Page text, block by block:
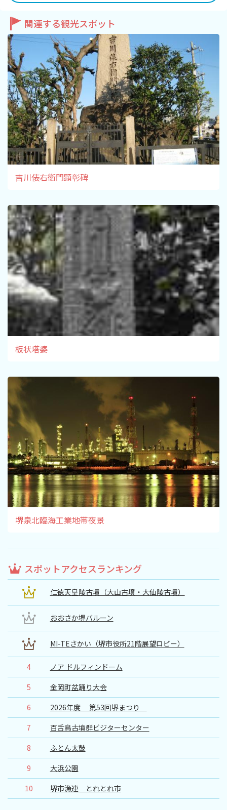
関連する観光スポット
吉川俵右衛門顕彰碑
板状塔婆
堺泉北臨海工業地帯夜景
スポットアクセスランキング
仁徳天皇陵古墳（大山古墳・大仙陵古墳）
おおさか堺バルーン
MI-TEさかい（堺市役所21階展望ロビー）
4
ノア ドルフィンドーム
5
金岡町盆踊り大会
6
2026年度 第53回堺まつり
7
百舌鳥古墳群ビジターセンター
8
ふとん太鼓
9
大浜公園
10
堺市漁連 とれとれ市